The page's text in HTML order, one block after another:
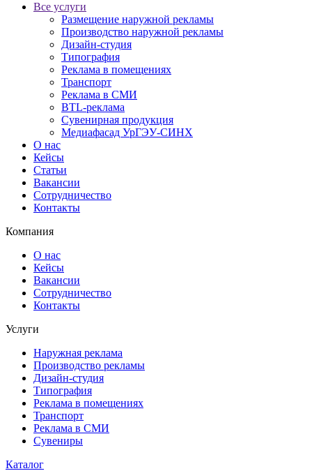
Все услуги
Размещение наружной рекламы
Производство наружной рекламы
Дизайн-студия
Типография
Реклама в помещениях
Транспорт
Реклама в СМИ
BTL-реклама
Сувенирная продукция
Медиафасад УрГЭУ-СИНХ
О нас
Кейсы
Статьи
Вакансии
Сотрудничество
Контакты
Компания
О нас
Кейсы
Вакансии
Сотрудничество
Контакты
Услуги
Наружная реклама
Производство рекламы
Дизайн-студия
Типография
Реклама в помещениях
Транспорт
Реклама в СМИ
Сувениры
Каталог